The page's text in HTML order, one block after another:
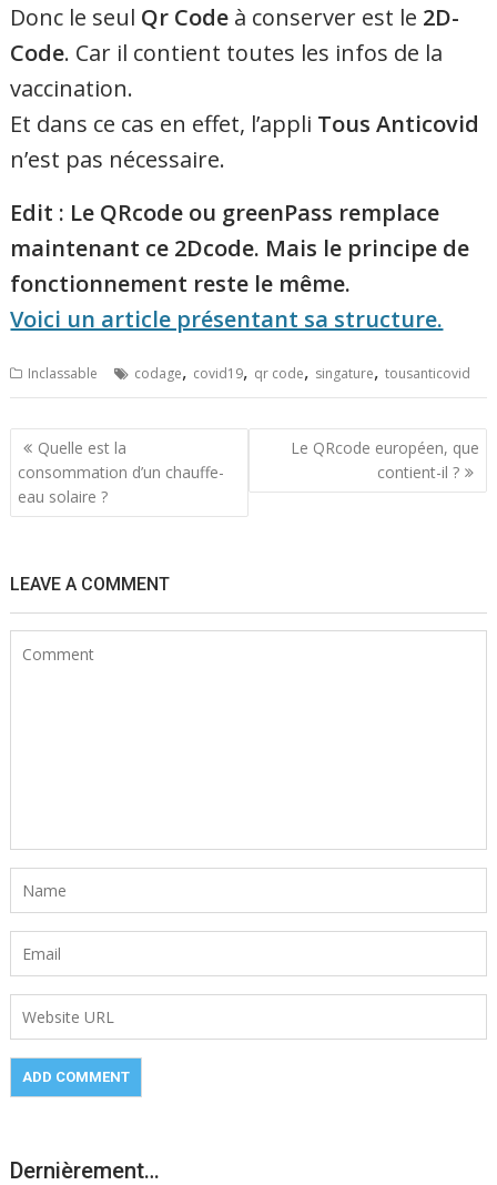
Donc le seul Qr Code à conserver est le 2D-
Code. Car il contient toutes les infos de la
vaccination.
Et dans ce cas en effet, l’appli Tous Anticovid
n’est pas nécessaire.
Edit : Le QRcode ou greenPass remplace
maintenant ce 2Dcode. Mais le principe de
fonctionnement reste le même.
Voici un article présentant sa structure.
Inclassable codage, covid19, qr code, singature,tousanticovid
Navigation
de
l’article
Quelle est la
consommation d’un chauffe-
eau solaire ?
Le QRcode européen, que
contient-il ?
LEAVE A COMMENT
Dernièrement…